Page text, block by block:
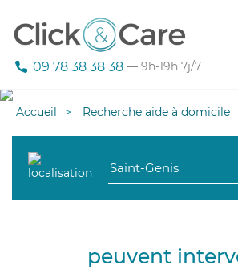
09 78 38 38 38 — 9h-19h 7j/7
Accueil Recherche aide à domicile
peuvent